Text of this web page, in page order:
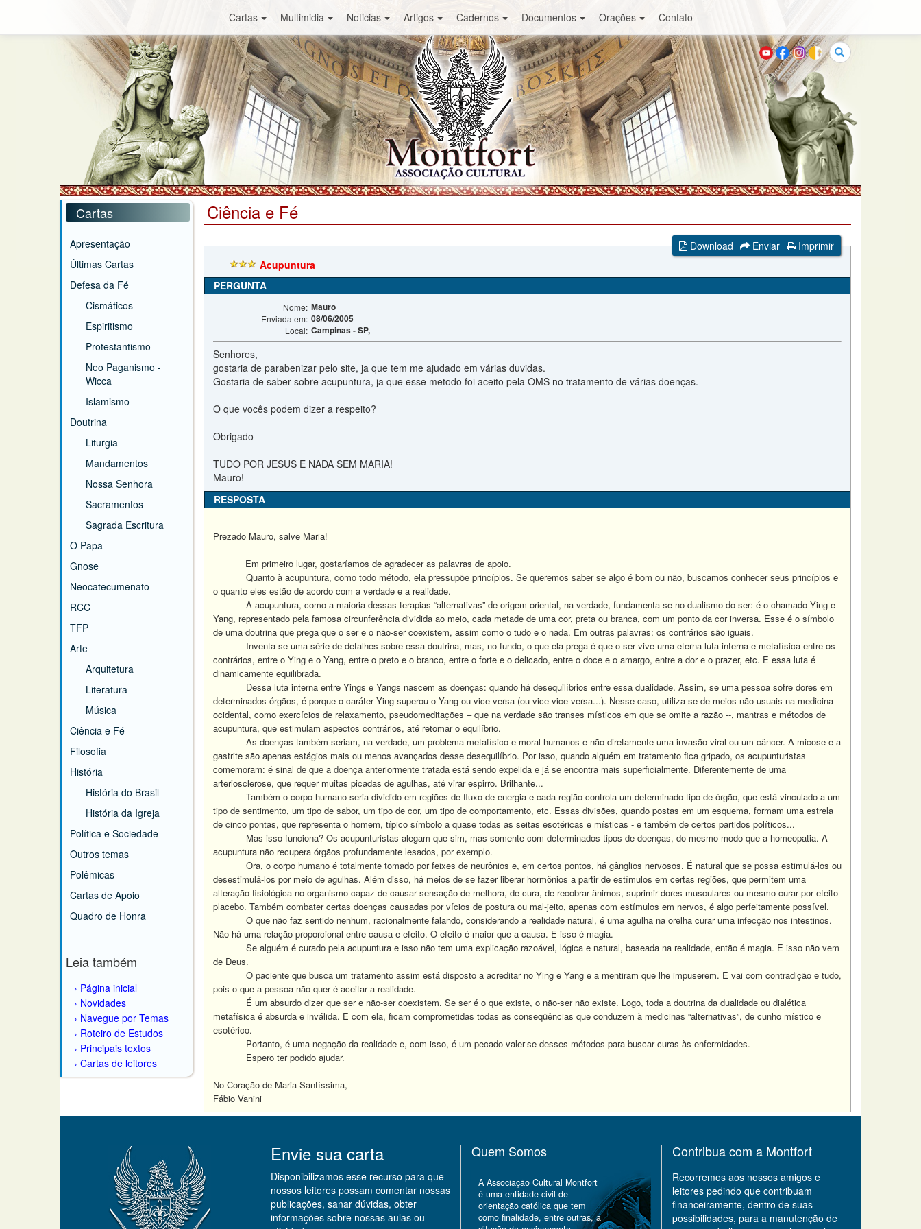
Cartas Multimidia Noticias Artigos Cadernos Documentos Orações Contato
Buscar
Cartas
Apresentação
Últimas Cartas
Defesa da Fé
Cismáticos
Espiritismo
Protestantismo
Neo Paganismo -
Wicca
Islamismo
Doutrina
Liturgia
Mandamentos
Nossa Senhora
Sacramentos
Sagrada Escritura
O Papa
Gnose
Neocatecumenato
RCC
TFP
Arte
Arquitetura
Literatura
Música
Ciência e Fé
Filosofia
História
História do Brasil
História da Igreja
Política e Sociedade
Outros temas
Polêmicas
Cartas de Apoio
Quadro de Honra
Leia também
Página inicial
Novidades
Navegue por Temas
Roteiro de Estudos
Principais textos
Cartas de leitores
Ciência e Fé
Download Enviar
Imprimir
Acupuntura
PERGUNTA
Nome: Mauro
Enviada em: 08/06/2005
Local: Campinas - SP,
Senhores,
gostaria de parabenizar pelo site, ja que tem me ajudado em várias duvidas.
Gostaria de saber sobre acupuntura, ja que esse metodo foi aceito pela OMS no tratamento de várias doenças.
O que vocês podem dizer a respeito?
Obrigado
TUDO POR JESUS E NADA SEM MARIA!
Mauro!
RESPOSTA
Prezado Mauro, salve Maria!
Em primeiro lugar, gostaríamos de agradecer as palavras de apoio.
Quanto à acupuntura, como todo método, ela pressupõe princípios. Se queremos saber se algo é bom ou não, buscamos conhecer seus princípios e
o quanto eles estão de acordo com a verdade e a realidade.
A acupuntura, como a maioria dessas terapias “alternativas” de origem oriental, na verdade, fundamenta-se no dualismo do ser: é o chamado Ying e
Yang, representado pela famosa circunferência dividida ao meio, cada metade de uma cor, preta ou branca, com um ponto da cor inversa. Esse é o símbolo
de uma doutrina que prega que o ser e o não-ser coexistem, assim como o tudo e o nada. Em outras palavras: os contrários são iguais.
Inventa-se uma série de detalhes sobre essa doutrina, mas, no fundo, o que ela prega é que o ser vive uma eterna luta interna e metafísica entre os
contrários, entre o Ying e o Yang, entre o preto e o branco, entre o forte e o delicado, entre o doce e o amargo, entre a dor e o prazer, etc. E essa luta é
dinamicamente equilibrada.
Dessa luta interna entre Yings e Yangs nascem as doenças: quando há desequilíbrios entre essa dualidade. Assim, se uma pessoa sofre dores em
determinados órgãos, é porque o caráter Ying superou o Yang ou vice-versa (ou vice-vice-versa...). Nesse caso, utiliza-se de meios não usuais na medicina
ocidental, como exercícios de relaxamento, pseudomeditações – que na verdade são transes místicos em que se omite a razão --, mantras e métodos de
acupuntura, que estimulam aspectos contrários, até retomar o equilíbrio.
As doenças também seriam, na verdade, um problema metafísico e moral humanos e não diretamente uma invasão viral ou um câncer. A micose e a
gastrite são apenas estágios mais ou menos avançados desse desequilíbrio. Por isso, quando alguém em tratamento fica gripado, os acupunturistas
comemoram: é sinal de que a doença anteriormente tratada está sendo expelida e já se encontra mais superficialmente. Diferentemente de uma
arteriosclerose, que requer muitas picadas de agulhas, até virar espirro. Brilhante...
Também o corpo humano seria dividido em regiões de fluxo de energia e cada região controla um determinado tipo de órgão, que está vinculado a um
tipo de sentimento, um tipo de sabor, um tipo de cor, um tipo de comportamento, etc. Essas divisões, quando postas em um esquema, formam uma estrela
de cinco pontas, que representa o homem, típico símbolo a quase todas as seitas esotéricas e místicas - e também de certos partidos políticos...
Mas isso funciona? Os acupunturistas alegam que sim, mas somente com determinados tipos de doenças, do mesmo modo que a homeopatia. A
acupuntura não recupera órgãos profundamente lesados, por exemplo.
Ora, o corpo humano é totalmente tomado por feixes de neurônios e, em certos pontos, há gânglios nervosos. É natural que se possa estimulá-los ou
desestimulá-los por meio de agulhas. Além disso, há meios de se fazer liberar hormônios a partir de estímulos em certas regiões, que permitem uma
alteração fisiológica no organismo capaz de causar sensação de melhora, de cura, de recobrar ânimos, suprimir dores musculares ou mesmo curar por efeito
placebo. Também combater certas doenças causadas por vícios de postura ou mal-jeito, apenas com estímulos em nervos, é algo perfeitamente possível.
O que não faz sentido nenhum, racionalmente falando, considerando a realidade natural, é uma agulha na orelha curar uma infecção nos intestinos.
Não há uma relação proporcional entre causa e efeito. O efeito é maior que a causa. E isso é magia.
Se alguém é curado pela acupuntura e isso não tem uma explicação razoável, lógica e natural, baseada na realidade, então é magia. E isso não vem
de Deus.
O paciente que busca um tratamento assim está disposto a acreditar no Ying e Yang e a mentiram que lhe impuserem. E vai com contradição e tudo,
pois o que a pessoa não quer é aceitar a realidade.
É um absurdo dizer que ser e não-ser coexistem. Se ser é o que existe, o não-ser não existe. Logo, toda a doutrina da dualidade ou dialética
metafísica é absurda e inválida. E com ela, ficam comprometidas todas as conseqüências que conduzem à medicinas “alternativas”, de cunho místico e
esotérico.
Portanto, é uma negação da realidade e, com isso, é um pecado valer-se desses métodos para buscar curas às enfermidades.
Espero ter podido ajudar.
No Coração de Maria Santíssima,
Fábio Vanini
Envie sua carta
Disponibilizamos esse recurso para que
nossos leitores possam comentar nossas
publicações, sanar dúvidas, obter
informações sobre nossas aulas ou
Quem Somos
A Associação Cultural Montfort
é uma entidade civil de
orientação católica que tem
como finalidade, entre outras, a
Contribua com a Montfort
Recorremos aos nossos amigos e
leitores pedindo que contribuam
financeiramente, dentro de suas
possibilidades, para a manutenção de